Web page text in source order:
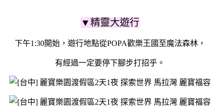
▼精靈大遊行
下午1:30開始，遊行地點從POPA歡樂王國至魔法森林，
有經過一定要停下腳步打招乎。